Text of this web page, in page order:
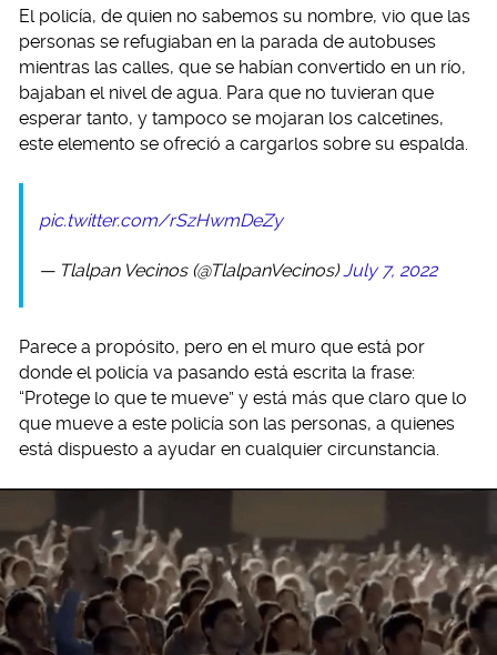
El policía, de quien no sabemos su nombre, vio que las
personas se refugiaban en la parada de autobuses
mientras las calles, que se habían convertido en un río,
bajaban el nivel de agua. Para que no tuvieran que
esperar tanto, y tampoco se mojaran los calcetines,
este elemento se ofreció a cargarlos sobre su espalda.
pic.twitter.com/rSzHwmDeZy
— Tlalpan Vecinos (@TlalpanVecinos)July 7, 2022
Parece a propósito, pero en el muro que está por
donde el policía va pasando está escrita la frase:
“Protege lo que te mueve” y está más que claro que lo
que mueve a este policía son las personas, a quienes
está dispuesto a ayudar en cualquier circunstancia.